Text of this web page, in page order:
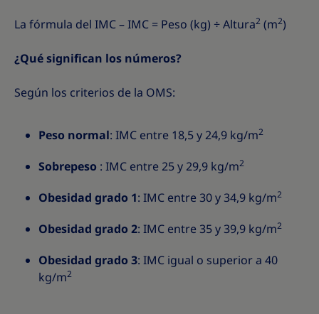
La fórmula del IMC – IMC = Peso (kg) ÷ Altura2 (m2)
¿Qué significan los números?
Según los criterios de la OMS:
Peso normal: IMC entre 18,5 y 24,9 kg/m2
Sobrepeso : IMC entre 25 y 29,9 kg/m2
Obesidad grado 1: IMC entre 30 y 34,9 kg/m2
Obesidad grado 2: IMC entre 35 y 39,9 kg/m2
Obesidad grado 3: IMC igual o superior a 40
kg/m2